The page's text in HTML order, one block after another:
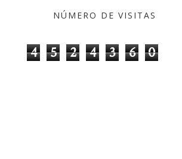
NÚMERO DE VISITAS
4 5 2 4 3 6 0